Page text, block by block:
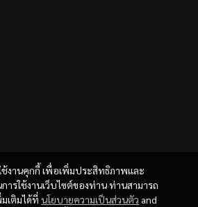
ช้งานคุกกี้ เพื่อเพิ่มประสิทธิภาพและ
รใช้งานเว็บไซต์ของท่าน ท่านสามารถ
เติมได้ที่ นโยบายความเป็นส่วนตัว and